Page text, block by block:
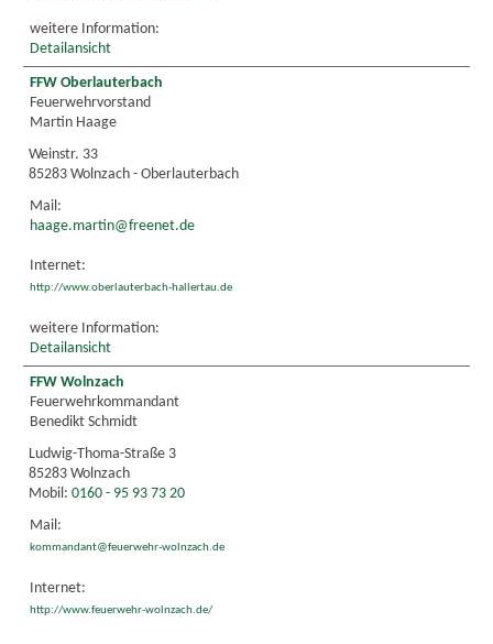
weitere Information:
Detailansicht
FFW Oberlauterbach
Feuerwehrvorstand
Martin Haage
Weinstr. 33
85283 Wolnzach - Oberlauterbach
Mail:
haage.martin@freenet.de
Internet:
http://www.oberlauterbach-hallertau.de
weitere Information:
Detailansicht
FFW Wolnzach
Feuerwehrkommandant
Benedikt Schmidt
Ludwig-Thoma-Straße 3
85283 Wolnzach
Mobil: 0160 - 95 93 73 20
Mail:
kommandant@feuerwehr-wolnzach.de
Internet:
http://www.feuerwehr-wolnzach.de/